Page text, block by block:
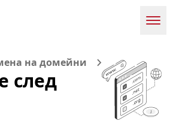
на домейни
след